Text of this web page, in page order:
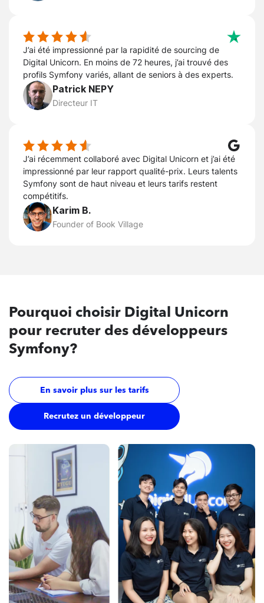
J’ai été impressionné par la rapidité de sourcing de
Digital Unicorn. En moins de 72 heures, j’ai trouvé des
profils Symfony variés, allant de seniors à des experts.
Patrick NEPY
Directeur IT
J’ai récemment collaboré avec Digital Unicorn et j’ai été
impressionné par leur rapport qualité-prix. Leurs talents
Symfony sont de haut niveau et leurs tarifs restent
compétitifs.
Karim B.
Founder of Book Village
Pourquoi choisir Digital Unicorn
pour recruter des développeurs
Symfony?
En savoir plus sur les tarifs
Recrutez un développeur